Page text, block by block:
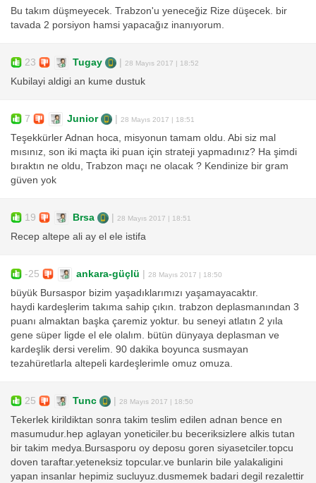
Bu takım düşmeyecek. Trabzon'u yeneceğiz Rize düşecek. bir
tavada 2 porsiyon hamsi yapacağız inanıyorum.
23 Tugay 28 Mayıs 2017 | 18:52
Kubilayi aldigi an kume dustuk
7 Junior 28 Mayıs 2017 | 18:51
Teşekkürler Adnan hoca, misyonun tamam oldu. Abi siz mal
mısınız, son iki maçta iki puan için strateji yapmadınız? Ha şimdi
bıraktın ne oldu, Trabzon maçı ne olacak ? Kendinize bir gram
güven yok
19 Brsa 28 Mayıs 2017 | 18:51
Recep altepe ali ay el ele istifa
-25 ankara-güçlü 28 Mayıs 2017 | 18:50
büyük Bursaspor bizim yaşadıklarımızı yaşamayacaktır.
haydi kardeşlerim takıma sahip çıkın. trabzon deplasmanından 3
puanı almaktan başka çaremiz yoktur. bu seneyi atlatın 2 yıla
gene süper ligde el ele olalım. bütün dünyaya deplasman ve
kardeşlik dersi verelim. 90 dakika boyunca susmayan
tezahüretlarla altepeli kardeşlerimle omuz omuza.
25 Tunc 28 Mayıs 2017 | 18:50
Tekerlek kirildiktan sonra takim teslim edilen adnan bence en
masumudur.hep aglayan yoneticiler.bu beceriksizlere alkis tutan
bir takim medya.Bursasporu oy deposu goren siyasetciler.topcu
doven taraftar.yeteneksiz topcular.ve bunlarin bile yalakaligini
yapan insanlar hepimiz sucluyuz.dusmemek badari degil rezalettir